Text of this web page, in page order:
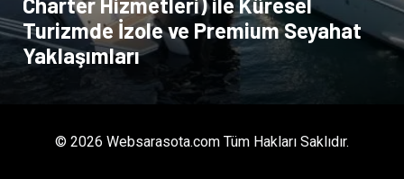
Turizmde İzole ve Premium Seyahat
Yaklaşımları
© 2026 Websarasota.com Tüm Hakları Saklıdır.